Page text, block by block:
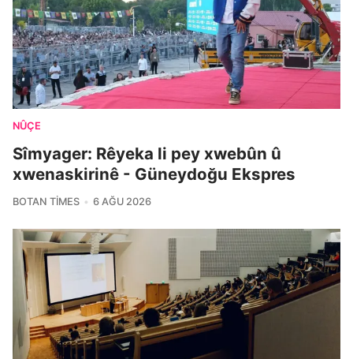
NÛÇE
Sîmyager: Rêyeka li pey xwebûn û
xwenaskirinê - Güneydoğu Ekspres
BOTAN TIMES 6 AĞU 2026